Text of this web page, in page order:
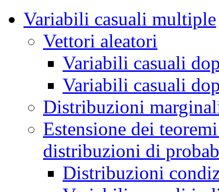
Variabili casuali multiple
Vettori aleatori
Variabili casuali
Variabili casuali
Distribuzioni
Estensione dei
distribuzioni di
Distribuzioni